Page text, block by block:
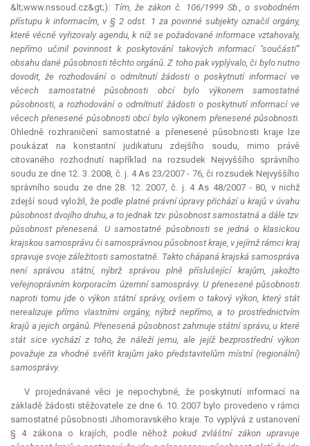
&lt;www.nssoud.cz&gt;): Tím, že zákon č. 106/1999 Sb., o svobodném
přístupu k informacím, v § 2 odst. 1 za povinné subjekty označil orgány,
které věcně vyřizovaly agendu, k níž se požadované informace vztahovaly,
nepřímo učinil povinnost k poskytování takových informací "součástí“
obsahu dané působnosti těchto orgánů. Z toho pak vyplývalo, či bylo nutno
dovodit, že rozhodování o odmítnutí žádosti o poskytnutí informací ve
věcech samostatné působnosti obcí bylo výkonem samostatné
působnosti, a rozhodování o odmítnutí žádosti o poskytnutí informací ve
věcech přenesené působnosti obcí bylo výkonem přenesené působnosti.
Ohledně rozhraničení samostatné a přenesené působnosti kraje lze
poukázat na konstantní judikaturu zdejšího soudu, mimo právě
citovaného rozhodnutí například na rozsudek Nejvyššího správního
soudu ze dne 12. 3. 2008, č. j. 4 As 23/2007 - 76, či rozsudek Nejvyššího
správního soudu ze dne 28. 12. 2007, č. j. 4 As 48/2007 - 80, v nichž
zdejší soud vyložil, že podle platné právní úpravy přichází u krajů v úvahu
působnost dvojího druhu, a to jednak tzv. působnost samostatná a dále tzv.
působnost přenesená. U samostatné působnosti se jedná o klasickou
krajskou samosprávu či samosprávnou působnost kraje, v jejímž rámci kraj
spravuje svoje záležitosti samostatně. Takto chápaná krajská samospráva
není správou státní, nýbrž správou plně příslušející krajům, jakožto
veřejnoprávním korporacím územní samosprávy. U přenesené působnosti
naproti tomu jde o výkon státní správy, ovšem o takový výkon, který stát
nerealizuje přímo vlastními orgány, nýbrž nepřímo, a to prostřednictvím
krajů a jejich orgánů. Přenesená působnost zahrnuje státní správu, u které
stát sice vychází z toho, že náleží jemu, ale jejíž bezprostřední výkon
považuje za vhodné svěřit krajům jako představitelům místní (regionální)
samosprávy.
V projednávané věci je nepochybné, že poskytnutí informací na
základě žádosti stěžovatele ze dne 6. 10. 2007 bylo provedeno v rámci
samostatné působnosti Jihomoravského kraje. To vyplývá z ustanovení
§ 4 zákona o krajích, podle něhož pokud zvláštní zákon upravuje